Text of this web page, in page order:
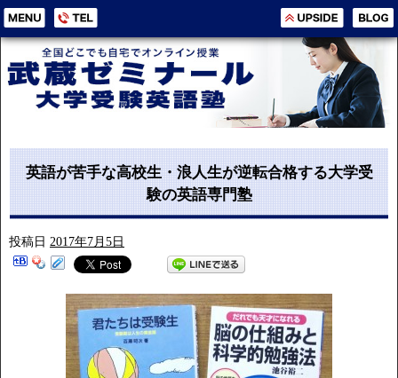
英語が苦手な高校生・浪人生が逆転合格する大学受
験の英語専門塾
投稿日 2017年7月5日